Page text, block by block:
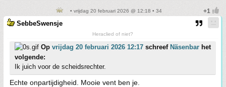
• vrijdag 20 februari 2026 @ 12:18 • 34
SebbeSwensje
Heraclied of niet?
Op vrijdag 20 februari 2026 12:17 schreef Näsenbar het
volgende:
Ik juich voor de scheidsrechter.
Echte onpartijdigheid. Mooie vent ben je.